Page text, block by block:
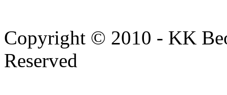
Copyright © 2010 - KK
Reserved